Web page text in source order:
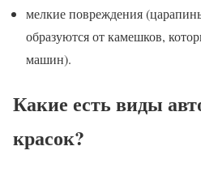
мелкие повреждения
образуются от камешков,
машин).
Какие есть виды
красок?